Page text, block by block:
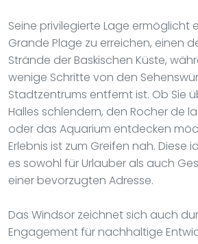
Seine privilegierte Lage ermöglicht
Grande Plage zu erreichen, einen
Strände der Baskischen Küste,
wenige Schritte von den
Stadtzentrums entfernt ist. Ob Sie
Halles schlendern, den Rocher de
oder das Aquarium entdecken
Erlebnis ist zum Greifen nah. Diese
es sowohl für Urlauber als auch
einer bevorzugten Adresse.
Das Windsor zeichnet sich auch
Engagement für nachhaltige